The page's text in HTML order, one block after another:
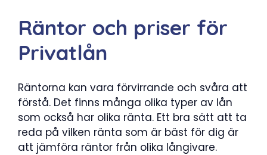
Räntor och priser för
Privatlån
Räntorna kan vara förvirrande och svåra att
förstå. Det finns många olika typer av lån
som också har olika ränta. Ett bra sätt att ta
reda på vilken ränta som är bäst för dig är
att jämföra räntor från olika långivare.